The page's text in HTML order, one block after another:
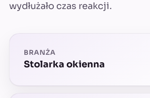
wydłużało czas reakcji.
BRANŻA
Stolarka okienna